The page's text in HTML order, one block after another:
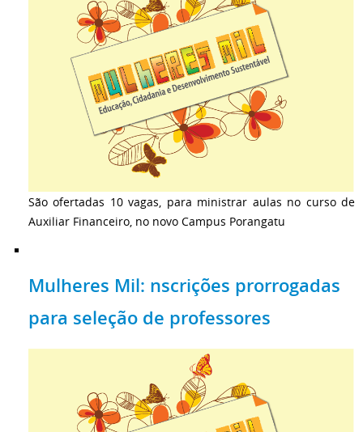
São ofertadas 10 vagas, para ministrar aulas no curso de
Auxiliar Financeiro, no novo Campus Porangatu
Mulheres Mil: nscrições prorrogadas
para seleção de professores